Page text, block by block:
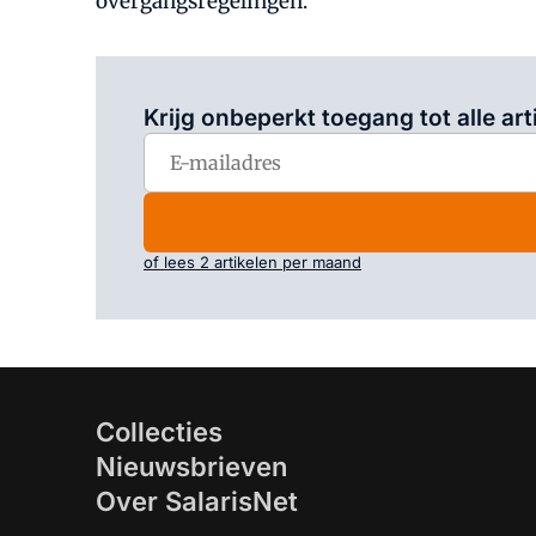
Krijg onbeperkt toegang tot alle
of lees 2 artikelen per maand
Collecties
Nieuwsbrieven
Over SalarisNet